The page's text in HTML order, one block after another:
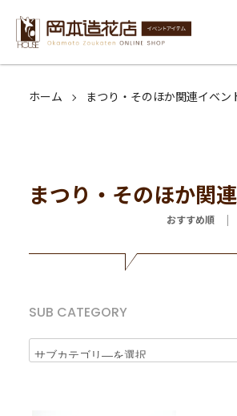
ホーム まつり・そのほか関連イベン
まつり・そのほか関
おすすめ順
SUB CATEGORY